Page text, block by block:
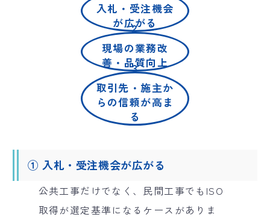
入札・受注機会
が広がる
２
現場の業務改
善・品質向上
３
取引先・施主か
らの信頼が高ま
る
① 入札・受注機会が広がる
公共工事だけでなく、民間工事でもISO
取得が選定基準になるケースがありま